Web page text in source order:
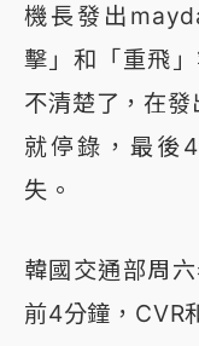
機長發出
擊」和「重飛
不清楚了，在
就停錄，最後
失。
韓國交通部周
前4分鐘，CVR